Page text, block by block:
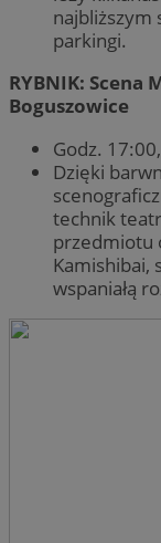
najbliższym
parkingi.
RYBNIK: Scena
Boguszowice
Godz.
Dzięki
technik
przedmiotu
Kamishibai,
wspaniałą